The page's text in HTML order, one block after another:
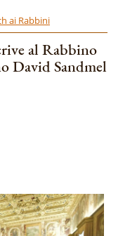
ai Rabbini
al Rabbino
David Sandmel